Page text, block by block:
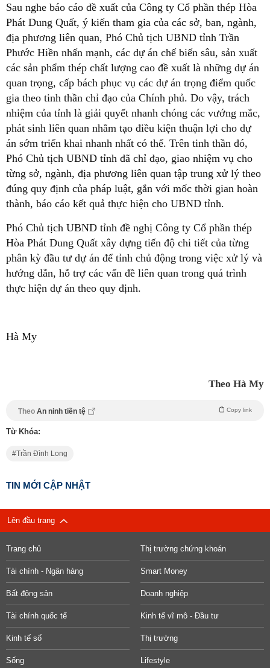
Sau nghe báo cáo đề xuất của Công ty Cổ phần thép Hòa
Phát Dung Quất, ý kiến tham gia của các sở, ban, ngành,
địa phương liên quan, Phó Chủ tịch UBND tỉnh Trần
Phước Hiền nhấn mạnh, các dự án chế biến sâu, sản xuất
các sản phẩm thép chất lượng cao đề xuất là những dự án
quan trọng, cấp bách phục vụ các dự án trọng điểm quốc
gia theo tinh thần chỉ đạo của Chính phủ. Do vậy, trách
nhiệm của tỉnh là giải quyết nhanh chóng các vướng mắc,
phát sinh liên quan nhằm tạo điều kiện thuận lợi cho dự
án sớm triển khai nhanh nhất có thể. Trên tinh thần đó,
Phó Chủ tịch UBND tỉnh đã chỉ đạo, giao nhiệm vụ cho
từng sở, ngành, địa phương liên quan tập trung xử lý theo
đúng quy định của pháp luật, gắn với mốc thời gian hoàn
thành, báo cáo kết quả thực hiện cho UBND tỉnh.
Phó Chủ tịch UBND tỉnh đề nghị Công ty Cổ phần thép
Hòa Phát Dung Quất xây dựng tiến độ chi tiết của từng
phân kỳ đầu tư dự án để tỉnh chủ động trong việc xử lý và
hướng dẫn, hỗ trợ các vấn đề liên quan trong quá trình
thực hiện dự án theo quy định.
Hà My
Theo Hà My
Theo An ninh tiền tệ Copy link
Từ Khóa:
Trần Đình Long
TIN MỚI CẬP NHẬT
Lên đầu trang
Trang chủ Thị trường chứng khoán
Tài chính - Ngân hàng Smart Money
Bất động sản Doanh nghiệp
Tài chính quốc tế Kinh tế vĩ mô - Đầu tư
Kinh tế số Thị trường
Sống Lifestyle